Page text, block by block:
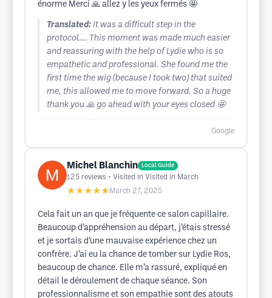
énorme Merci 🙏 allez y les yeux fermés 🤩
Translated: It was a difficult step in the
protocol…. This moment was made much easier
and reassuring with the help of Lydie who is so
empathetic and professional. She found me the
first time the wig (because I took two) that suited
me, this allowed me to move forward. So a huge
thank you 🙏 go ahead with your eyes closed 🤩
Google
Michel Blanchin Local Guide
125 reviews • Visited in Visited in March
★★★★★ March 27, 2025
Cela fait un an que je fréquente ce salon capillaire.
Beaucoup d’appréhension au départ, j’étais stressé
et je sortais d’une mauvaise expérience chez un
confrère. J’ai eu la chance de tomber sur Lydie Ros,
beaucoup de chance. Elle m’a rassuré, expliqué en
détail le déroulement de chaque séance. Son
professionnalisme et son empathie sont des atouts